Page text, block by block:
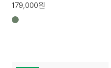
179,000원